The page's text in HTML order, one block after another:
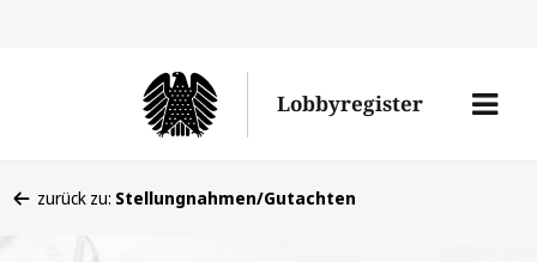
Lobbyregister
Menü
befinden
zurück zu: Stellungnahmen/Gutachten